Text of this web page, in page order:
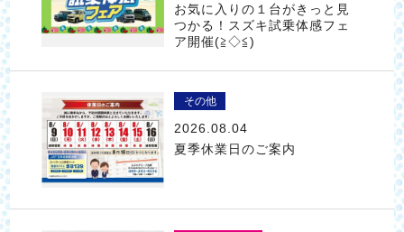
お気に入りの１台がきっと見
つかる！スズキ試乗体感フェ
ア開催(≧◇≦)
その他
2026.08.04
夏季休業日のご案内